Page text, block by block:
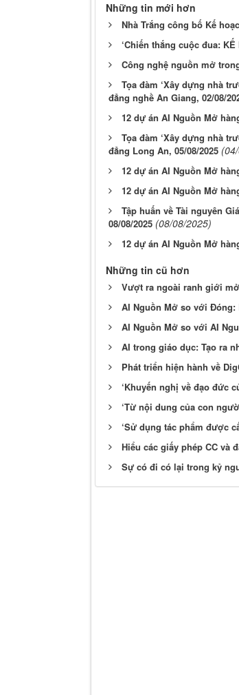
Những tin mới hơn
Nhà Trắng công bố Kế
‘Chiến thắng cuộc đua:
Công nghệ nguồn mở
Tọa đàm ‘Xây dựng nhà
đẳng nghề An Giang, 02/08/
12 dự án AI Nguồn Mở
Tọa đàm ‘Xây dựng nhà
đẳng Long An, 05/08/2025
12 dự án AI Nguồn Mở
12 dự án AI Nguồn Mở
Tập huấn về Tài nguyên
08/08/2025 (08/08/2025)
12 dự án AI Nguồn Mở
Những tin cũ hơn
Vượt ra ngoài ranh giới
AI Nguồn Mở so với Đóng:
AI Nguồn Mở so với AI
AI trong giáo dục: Tạo ra
Phát triển hiện hành về
‘Khuyến nghị về đạo đức
‘Từ nội dung của con
‘Sử dụng tác phẩm được
Hiểu các giấy phép CC và
Sự có đi có lại trong kỷ